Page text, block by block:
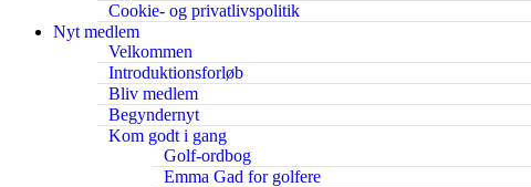
Cookie- og privatlivspolitik
Nyt medlem
Velkommen
Introduktionsforløb
Bliv medlem
Begyndernyt
Kom godt i gang
Golf-ordbog
Emma Gad for golfere